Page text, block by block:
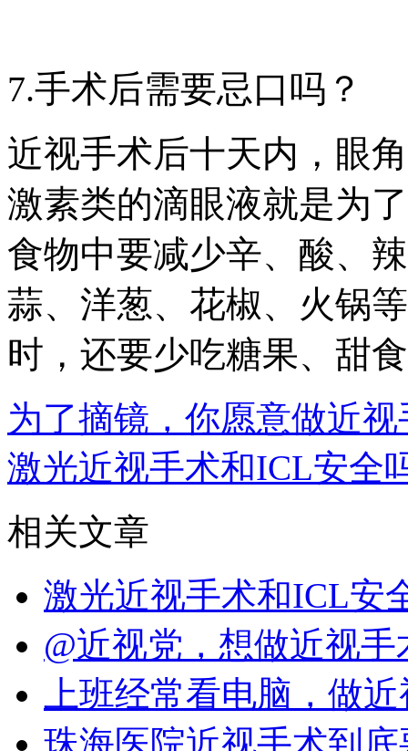
7.手术后需要忌口吗？
近视手术后十天内，眼
激素类的滴眼液就是为
食物中要减少辛、酸、
蒜、洋葱、花椒、火锅
时，还要少吃糖果、甜
为了摘镜，你愿意做近
激光近视手术和ICL安全
相关文章
激光近视手术和ICL安
@近视党，想做近视
上班经常看电脑，做